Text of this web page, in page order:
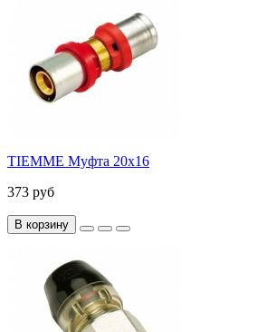
TIEMME Муфта 20x16
373 руб
В корзину